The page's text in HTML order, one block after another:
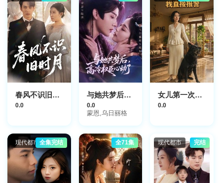
春风不识旧时月
0.0
与她共梦后，高冷权臣心动了
0.0
蒙恩,乌日丽格
女儿第一次带男友回家，我直接报警
0.0
现代都市 全集完结 全71集 现代都市 完结